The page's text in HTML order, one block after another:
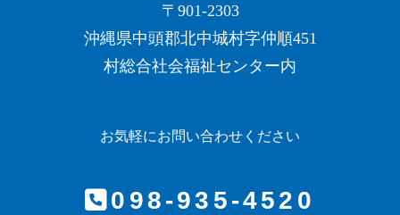
〒901-2303
沖縄県中頭郡北中城村字仲順451
村総合社会福祉センター内
お気軽にお問い合わせください
098-935-4520